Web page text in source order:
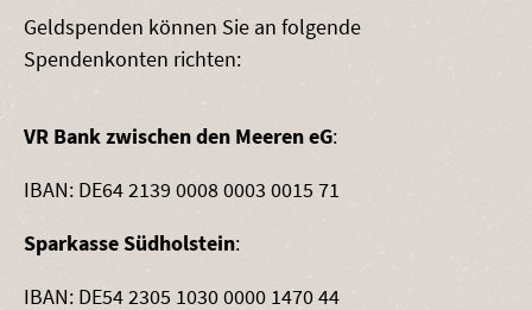
Geldspenden können Sie an folgende
Spendenkonten richten:
VR Bank zwischen den Meeren eG:
IBAN: DE64 2139 0008 0003 0015 71
Sparkasse Südholstein:
IBAN: DE54 2305 1030 0000 1470 44